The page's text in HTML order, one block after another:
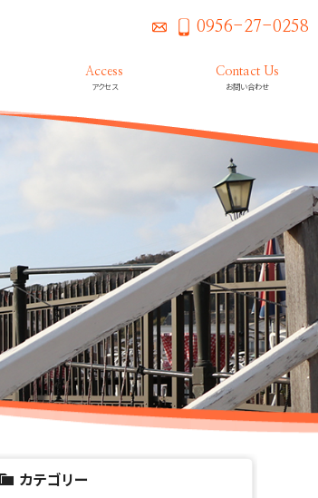
0956-27-0258
Access
アクセス
Contact Us
お問い合わせ
カテゴリー